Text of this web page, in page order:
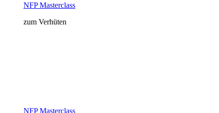
NFP Masterclass
zum Verhüten
NFP Masterclass